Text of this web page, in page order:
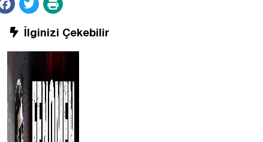
İlginizi Çekebilir